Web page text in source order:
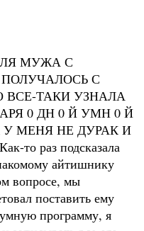
МУЖА С
С
ТАКИ УЗНАЛА
0 ДН 0 Й УМН 0 Й
МЕНЯ НЕ ДУРАК И
раз подсказала
айтишнику
вопросе, мы
поставить ему
программу, я